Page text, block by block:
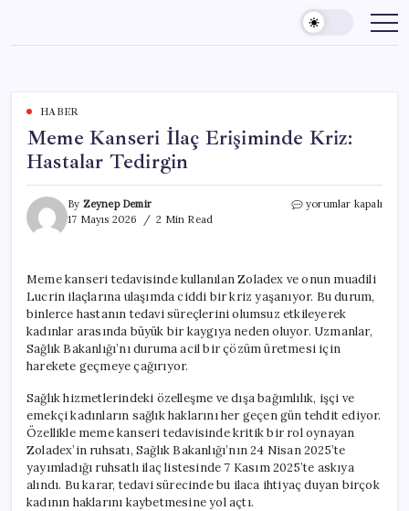
content
HABER
Meme Kanseri İlaç Erişiminde Kriz:
Hastalar Tedirgin
By Zeynep Demir
17 Mayıs 2026
2 Min Read
Meme
Hastalar
Tedirgin
için
yorumlar kapalı
Meme kanseri tedavisinde kullanılan Zoladex ve onun muadili
Lucrin ilaçlarına ulaşımda ciddi bir kriz yaşanıyor. Bu durum,
binlerce hastanın tedavi süreçlerini olumsuz etkileyerek
kadınlar arasında büyük bir kaygıya neden oluyor. Uzmanlar,
Sağlık Bakanlığı’nı duruma acil bir çözüm üretmesi için
harekete geçmeye çağırıyor.
Sağlık hizmetlerindeki özelleşme ve dışa bağımlılık, işçi ve
emekçi kadınların sağlık haklarını her geçen gün tehdit ediyor.
Özellikle meme kanseri tedavisinde kritik bir rol oynayan
Zoladex’in ruhsatı, Sağlık Bakanlığı’nın 24 Nisan 2025’te
yayımladığı ruhsatlı ilaç listesinde 7 Kasım 2025’te askıya
alındı. Bu karar, tedavi sürecinde bu ilaca ihtiyaç duyan birçok
kadının haklarını kaybetmesine yol açtı.